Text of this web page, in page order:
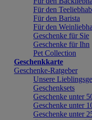
Für den
Für den Barista
Für den
Geschenke für Sie
Geschenke für Ihn
Pet Collection
Geschenkkarte
Geschenke-Ratgeber
Unsere
Geschenksets
Geschenke unter
Geschenke unter
Geschenke unter